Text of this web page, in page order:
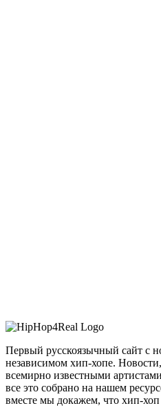
Первый русскоязычный сайт с
независимом хип-хопе.
всемирно известными
все это собрано на нашем
вместе мы докажем, что хип-